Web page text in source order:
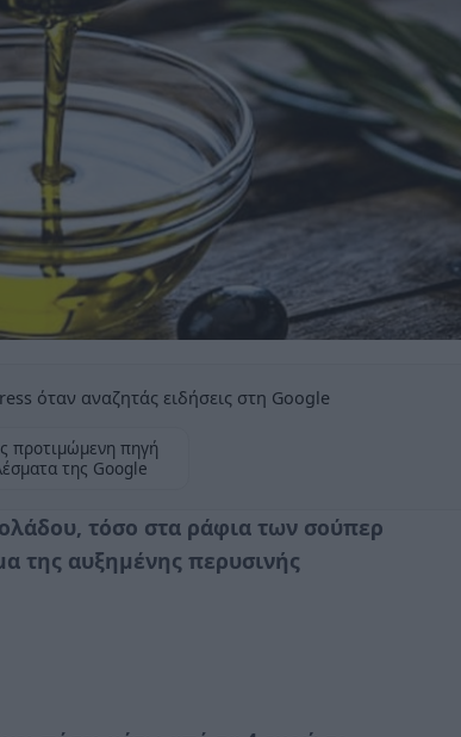
όταν αναζητάς ειδήσεις στη Google
προτιμώμενη πηγή
της Google
τόσο στα ράφια των σούπερ
της αυξημένης περυσινής